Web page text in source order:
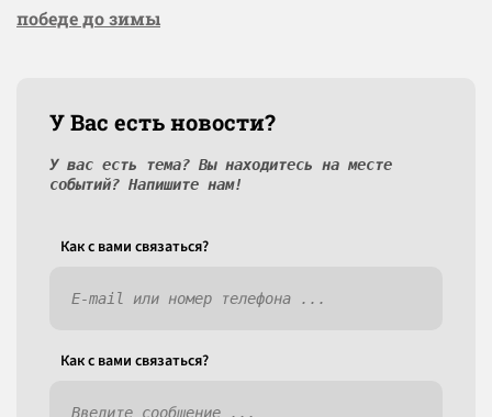
победе до зимы
У Вас есть новости?
У вас есть тема? Вы находитесь на месте
событий? Напишите нам!
Как c вами связаться?
Как c вами связаться?